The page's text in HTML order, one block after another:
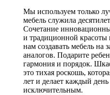
Мы используем только
мебель служила
Сочетание
и традиционной красоты
нам создавать мебель на
аналогов. Подарите
гармония и порядок.
это тихая роскошь,
лет и делает каждый
исключительным.